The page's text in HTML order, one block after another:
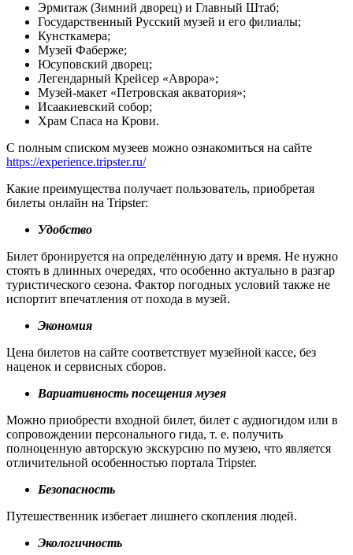
Эрмитаж (Зимний дворец) и Главный Штаб;
Государственный Русский музей и его филиалы;
Кунсткамера;
Музей Фаберже;
Юсуповский дворец;
Легендарный Крейсер «Аврора»;
Музей-макет «Петровская акватория»;
Исаакиевский собор;
Храм Спаса на Крови.
С полным списком музеев можно ознакомиться на сайте
https://experience.tripster.ru/
Какие преимущества получает пользователь, приобретая
билеты онлайн на Tripster:
Удобство
Билет бронируется на определённую дату и время. Не нужно
стоять в длинных очередях, что особенно актуально в разгар
туристического сезона. Фактор погодных условий также не
испортит впечатления от похода в музей.
Экономия
Цена билетов на сайте соответствует музейной кассе, без
наценок и сервисных сборов.
Вариативность посещения музея
Можно приобрести входной билет, билет с аудиогидом или в
сопровождении персонального гида, т. е. получить
полноценную авторскую экскурсию по музею, что является
отличительной особенностью портала Tripster.
Безопасность
Путешественник избегает лишнего скопления людей.
Экологичность